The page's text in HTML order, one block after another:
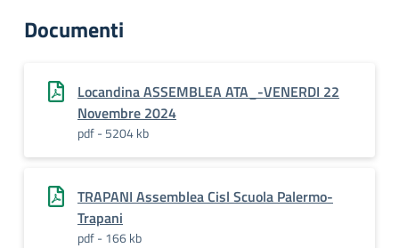
Documenti
Locandina ASSEMBLEA ATA_-VENERDI 22
Novembre 2024
pdf - 5204 kb
TRAPANI Assemblea Cisl Scuola Palermo-
Trapani
pdf - 166 kb